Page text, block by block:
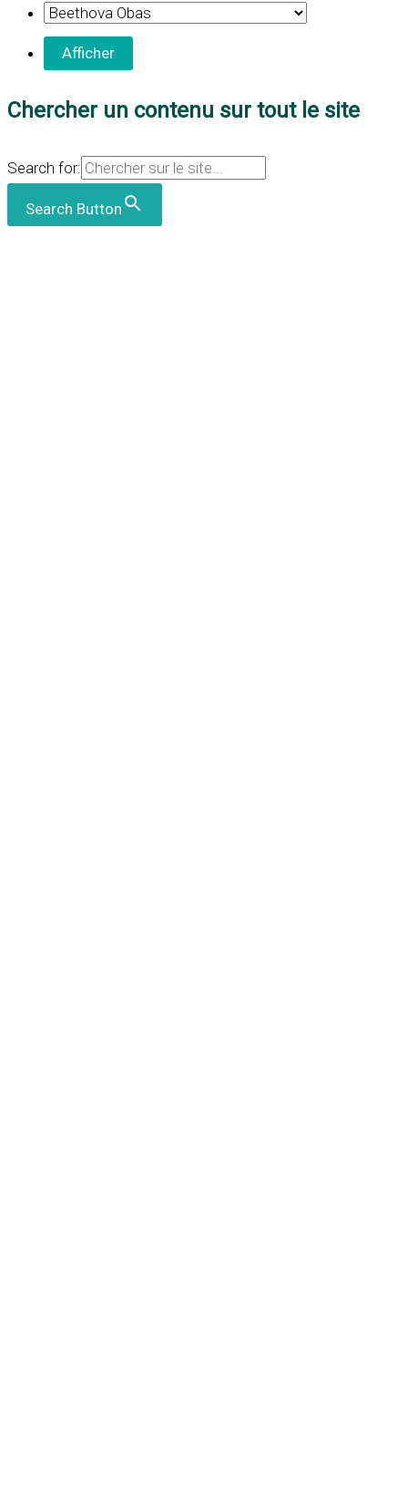
Chercher un contenu sur tout le site
Search for:
Search Button